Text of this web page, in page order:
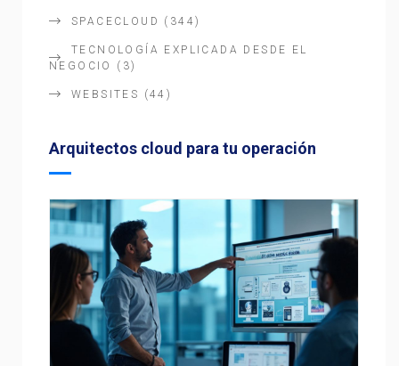
SPACECLOUD (344)
TECNOLOGÍA EXPLICADA DESDE EL
NEGOCIO
(3)
WEBSITES (44)
Arquitectos cloud para tu operación